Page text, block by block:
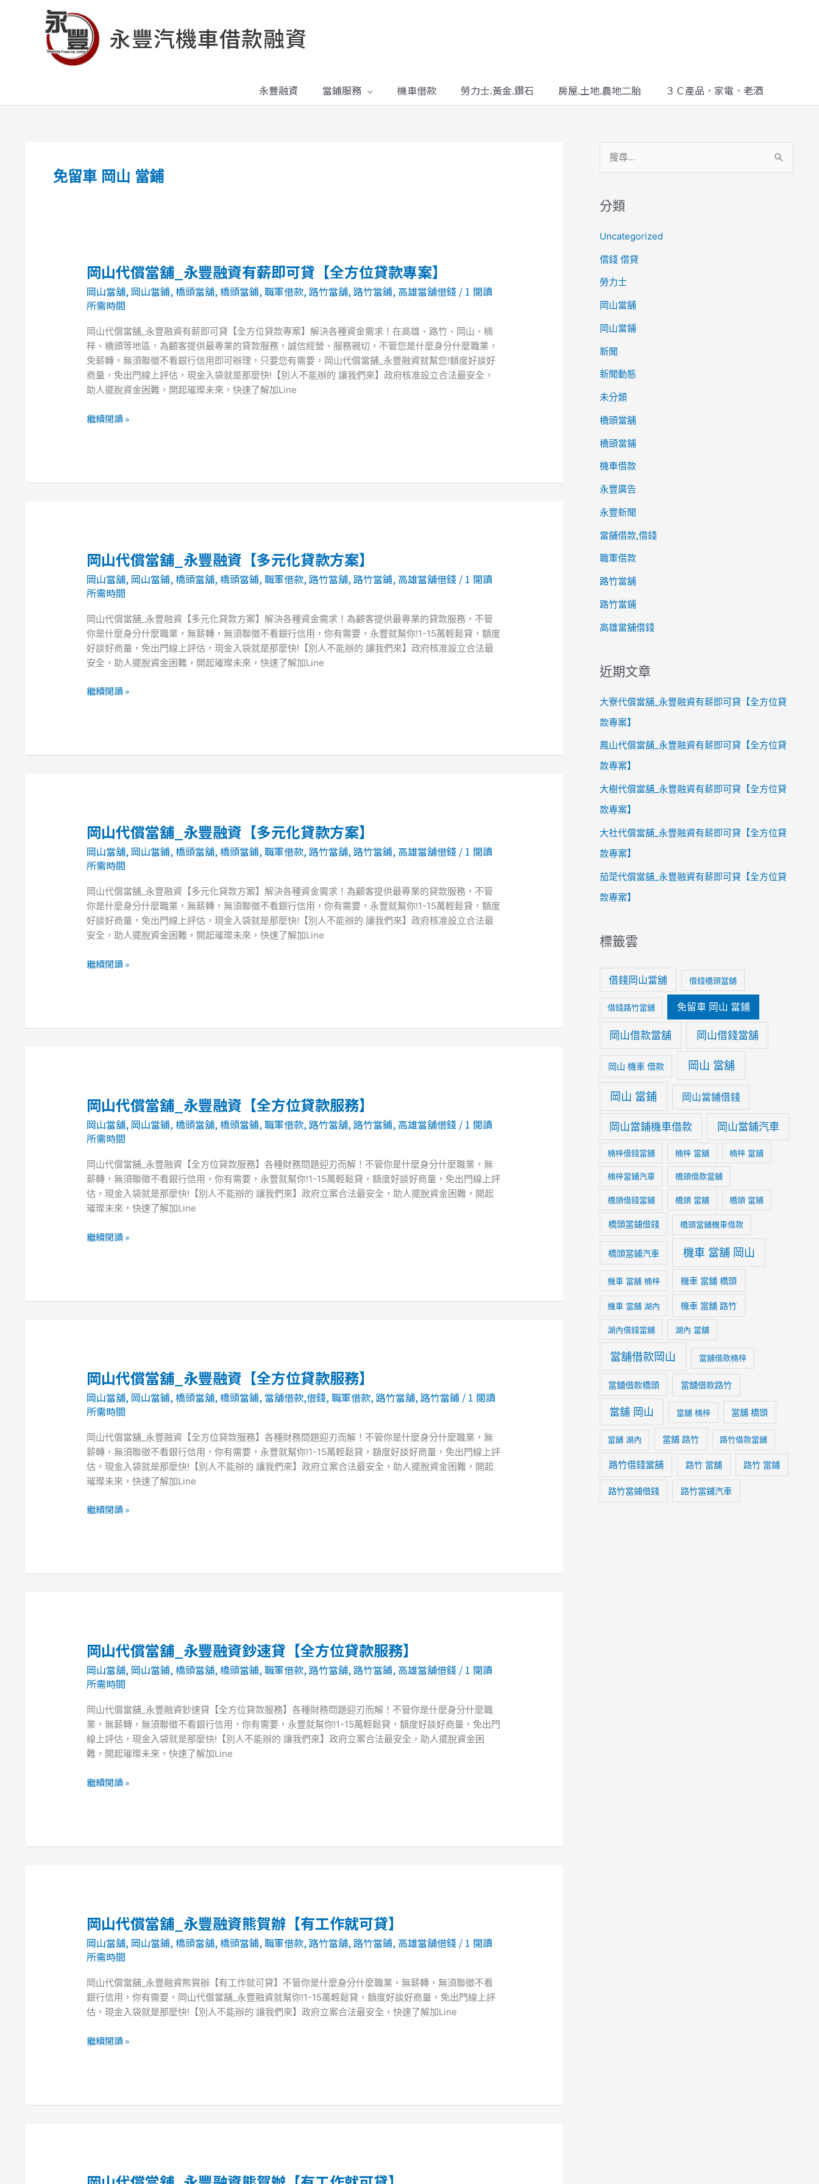
永豐汽機車借款融資
永豐融資 當鋪服務 機車借款 勞力士.黃金.鑽石 房屋.土地.農地二胎 ３Ｃ產品．家電．老酒
免留車 岡山 當鋪
岡山代償當舖_永豐融資有薪即可貸【全方位貸款專案】
岡山當舖, 岡山當鋪,橋頭當舖,橋頭當鋪,職軍借款,路竹當舖,路竹當鋪,高雄當舖借錢 / 1 閱讀
所需時間
岡山代償當舖_永豐融資有薪即可貸【全方位貸款專案】解決各種資金需求！在高雄、路竹、岡山、楠
梓、橋頭等地區，為顧客提供最專業的貸款服務，誠信經營、服務親切，不管您是什麼身分什麼職業，
免薪轉，無須聯徵不看銀行信用即可辦理，只要您有需要，岡山代償當舖_永豐融資就幫您!額度好談好
商量，免出門線上評估，現金入袋就是那麼快!【別人不能辦的 讓我們來】政府核准設立合法最安全，
助人擺脫資金困難，開起璀璨未來，快速了解加Line
岡
代
償
當
舖
_
永
豐
資
款
專
案】
繼續閱讀 »
岡山代償當舖_永豐融資【多元化貸款方案】
岡山當舖, 岡山當鋪,橋頭當舖,橋頭當鋪,職軍借款, 路竹當舖, 路竹當鋪,高雄當舖借錢 / 1 閱讀
所需時間
岡山代償當舖_永豐融資【多元化貸款方案】解決各種資金需求！為顧客提供最專業的貸款服務，不管
你是什麼身分什麼職業，無薪轉，無須聯徵不看銀行信用，你有需要，永豐就幫你!1-15萬輕鬆貸，額度
好談好商量，免出門線上評估，現金入袋就是那麼快!【別人不能辦的 讓我們來】政府核准設立合法最
安全，助人擺脫資金困難，開起璀璨未來，快速了解加Line
岡
山
代
償
當
舖
_
永
融
繼續閱讀 »
岡山代償當舖_永豐融資【多元化貸款方案】
岡山當舖, 岡山當鋪,橋頭當舖,橋頭當鋪,職軍借款,路竹當舖,路竹當鋪,高雄當舖借錢 / 1 閱讀
所需時間
岡山代償當舖_永豐融資【多元化貸款方案】解決各種資金需求！為顧客提供最專業的貸款服務，不管
你是什麼身分什麼職業，無薪轉，無須聯徵不看銀行信用，你有需要，永豐就幫你!1-15萬輕鬆貸，額度
好談好商量，免出門線上評估，現金入袋就是那麼快!【別人不能辦的 讓我們來】政府核准設立合法最
安全，助人擺脫資金困難，開起璀璨未來，快速了解加Line
岡
代
償
當
舖
_
永
融
繼續閱讀 »
岡山代償當舖_永豐融資【全方位貸款服務】
岡山當舖, 岡山當鋪,橋頭當舖,橋頭當鋪,職軍借款,路竹當舖,路竹當鋪,高雄當舖借錢 / 1 閱讀
所需時間
岡山代償當舖_永豐融資【全方位貸款服務】各種財務問題迎刃而解！不管你是什麼身分什麼職業，無
薪轉，無須聯徵不看銀行信用，你有需要，永豐就幫你!1-15萬輕鬆貸，額度好談好商量，免出門線上評
估，現金入袋就是那麼快!【別人不能辦的 讓我們來】政府立案合法最安全，助人擺脫資金困難，開起
璀璨未來，快速了解加Line
岡
代
償
當
舖
_
永
融
繼續閱讀 »
岡山代償當舖_永豐融資【全方位貸款服務】
岡山當舖, 岡山當鋪,橋頭當舖,橋頭當鋪, 當舖借款,借錢,職軍借款, 路竹當舖, 路竹當鋪 / 1 閱讀
所需時間
岡山代償當舖_永豐融資【全方位貸款服務】各種財務問題迎刃而解！不管你是什麼身分什麼職業，無
薪轉，無須聯徵不看銀行信用，你有需要，永豐就幫你!1-15萬輕鬆貸，額度好談好商量，免出門線上評
估，現金入袋就是那麼快!【別人不能辦的 讓我們來】政府立案合法最安全，助人擺脫資金困難，開起
璀璨未來，快速了解加Line
岡
山
代
償
當
舖
_
永
融
繼續閱讀 »
岡山代償當舖_永豐融資鈔速貸【全方位貸款服務】
岡山當舖, 岡山當鋪,橋頭當舖,橋頭當鋪,職軍借款,路竹當舖,路竹當鋪,高雄當舖借錢 / 1 閱讀
所需時間
岡山代償當舖_永豐融資鈔速貸【全方位貸款服務】各種財務問題迎刃而解！不管你是什麼身分什麼職
業，無薪轉，無須聯徵不看銀行信用，你有需要，永豐就幫你!1-15萬輕鬆貸，額度好談好商量，免出門
線上評估，現金入袋就是那麼快!【別人不能辦的 讓我們來】政府立案合法最安全，助人擺脫資金困
難，開起璀璨未來，快速了解加Line
岡
代
償
當
舖
_
永
融
服
務】
繼續閱讀 »
岡山代償當舖_永豐融資熊賀辦【有工作就可貸】
岡山當舖, 岡山當鋪,橋頭當舖,橋頭當鋪,職軍借款,路竹當舖,路竹當鋪,高雄當舖借錢 / 1 閱讀
所需時間
岡山代償當舖_永豐融資熊賀辦【有工作就可貸】不管你是什麼身分什麼職業，無薪轉，無須聯徵不看
銀行信用，你有需要，岡山代償當舖_永豐融資就幫你!1-15萬輕鬆貸，額度好談好商量，免出門線上評
估，現金入袋就是那麼快!【別人不能辦的 讓我們來】政府立案合法最安全，快速了解加Line
岡
代
償
當
舖
_
豐
繼續閱讀 »
岡
關
字
:
分類
Uncategorized
借錢 借貸
勞力士
岡山當舖
岡山當鋪
新聞
新聞動態
未分類
橋頭當舖
橋頭當鋪
機車借款
永豐廣告
永豐新聞
當舖借款,借錢
職軍借款
路竹當舖
路竹當鋪
高雄當舖借錢
近期文章
大寮代償當舖_永豐融資有薪即可貸【全方位貸
款專案】
鳳山代償當舖_永豐融資有薪即可貸【全方位貸
款專案】
大樹代償當舖_永豐融資有薪即可貸【全方位貸
款專案】
大社代償當舖_永豐融資有薪即可貸【全方位貸
款專案】
茄萣代償當舖_永豐融資有薪即可貸【全方位貸
款專案】
標籤雲
借錢岡山當舖 借錢橋頭當舖
借錢路竹當舖 免留車 岡山 當鋪
岡山借款當舖 岡山借錢當舖
岡山 機車 借款 岡山 當舖
岡山 當鋪 岡山當鋪借錢
岡山當鋪機車借款 岡山當鋪汽車
楠梓借錢當舖 楠梓 當舖 楠梓 當鋪
楠梓當鋪汽車 橋頭借款當舖
橋頭借錢當舖 橋頭 當舖 橋頭 當鋪
橋頭當鋪借錢 橋頭當鋪機車借款
橋頭當鋪汽車 機車 當舖 岡山
機車 當舖 楠梓 機車 當舖 橋頭
機車 當舖 湖內 機車 當舖 路竹
湖內借錢當舖 湖內 當舖
當舖借款岡山 當舖借款楠梓
當舖借款橋頭 當舖借款路竹
當舖 岡山 當舖 楠梓 當舖 橋頭
當舖 湖內 當舖 路竹 路竹借款當舖
路竹借錢當舖 路竹 當舖 路竹 當鋪
路竹當鋪借錢 路竹當鋪汽車